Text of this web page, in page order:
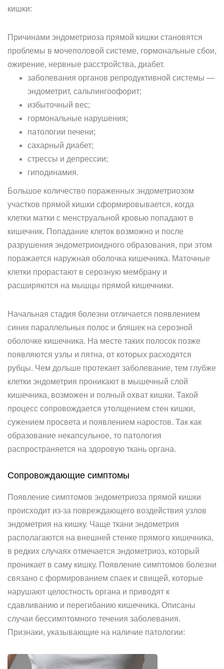
кишки:
Причинами эндометриоза прямой кишки становятся
проблемы в мочеполовой системе, гормональные сбои,
ожирение, нервные расстройства, диабет.
заболевания органов репродуктивной системы —
эндометрит, сальпингоофорит;
избыточный вес;
гормональные нарушения;
патологии печени;
сахарный диабет;
стрессы и депрессии;
гиподинамия.
Большое количество пораженных эндометриозом
участков прямой кишки сформировывается, когда
клетки матки с менструальной кровью попадают в
кишечник. Попадание клеток возможно и после
разрушения эндометриоидного образования, при этом
поражается наружная оболочка кишечника. Маточные
клетки прорастают в серозную мембрану и
расширяются на мышцы прямой кишечники.
Начальная стадия болезни отличается появлением
синих параллельных полос и бляшек на серозной
оболочке кишечника. На месте таких полосок позже
появляются узлы и пятна, от которых расходятся
рубцы. Чем дольше протекает заболевание, тем глубже
клетки эндометрия проникают в мышечный слой
кишечника, возможен и полный охват кишки. Такой
процесс сопровождается утолщением стен кишки,
сужением просвета и появлением наростов. Так как
образование некапсульное, то патология
распространяется на здоровую ткань органа.
Сопровождающие симптомы
Появление симптомов эндометриоза прямой кишки
происходит из-за повреждающего воздействия узлов
эндометрия на кишку. Чаще ткани эндометрия
располагаются на внешней стенке прямого кишечника,
в редких случаях отмечается эндометриоз, который
проникает в саму кишку. Появление симптомов болезни
связано с формированием спаек и свищей, которые
нарушают целостность органа и приводят к
сдавливанию и перегибанию кишечника. Описаны
случаи бессимптомного течения заболевания.
Признаки, указывающие на наличие патологии: